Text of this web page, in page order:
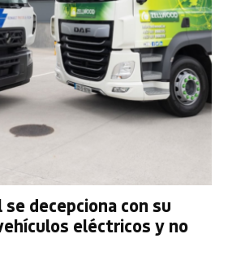
se decepciona con su
eléctricos y no